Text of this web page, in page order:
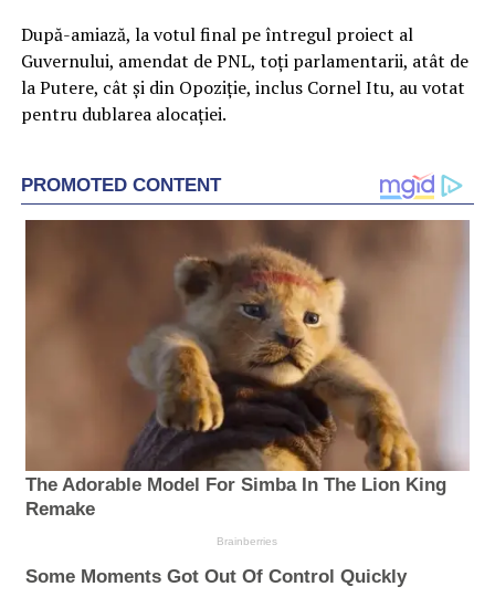
După-amiază, la votul final pe întregul proiect al
Guvernului, amendat de PNL, toţi parlamentarii, atât de
la Putere, cât şi din Opoziţie, inclus Cornel Itu, au votat
pentru dublarea alocaţiei.